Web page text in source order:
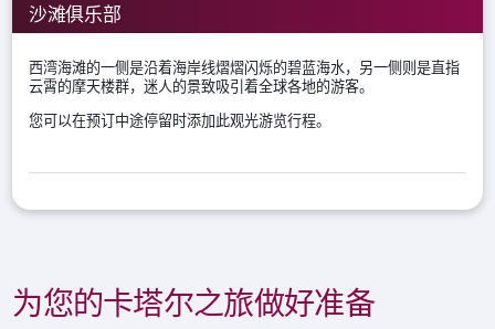
沙滩俱乐部
西湾海滩的一侧是沿着海岸线熠熠闪烁的碧蓝海水，另一侧则是直指
云霄的摩天楼群，迷人的景致吸引着全球各地的游客。
您可以在预订中途停留时添加此观光游览行程。
为您的卡塔尔之旅做好准备